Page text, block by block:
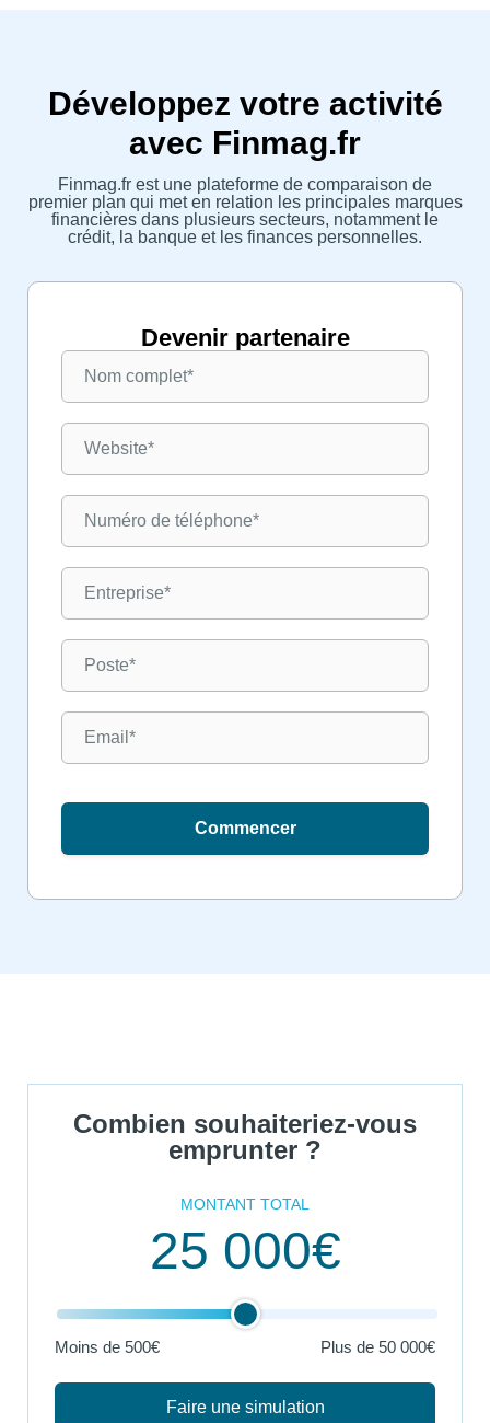
Développez votre activité
avec Finmag.fr
Finmag.fr est une plateforme de comparaison de
premier plan qui met en relation les principales marques
financières dans plusieurs secteurs, notamment le
crédit, la banque et les finances personnelles.
Devenir partenaire
Commencer
Combien souhaiteriez-vous
emprunter ?
MONTANT TOTAL
25 000€
Moins de 500€ Plus de 50 000€
Faire une simulation